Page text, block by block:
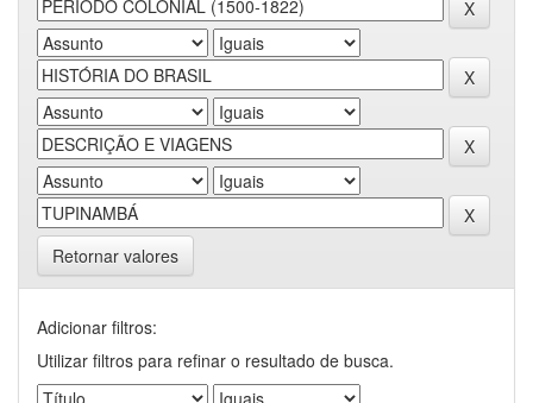
Retornar valores
Adicionar filtros:
Utilizar filtros para refinar o resultado de busca.